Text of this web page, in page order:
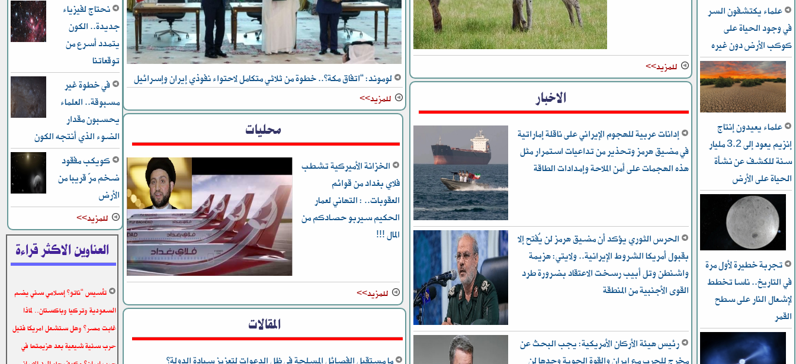
علماء يكتشفون السر
في وجود الحياة على
كوكب الأرض دون غيره
علماء يعيدون إنتاج
إنزيم يعود إلى 3.2 مليار
سنة للكشف عن نشأة
الحياة على الأرض
تجربة خطيرة لأول مرة
في التاريخ.. ناسا تخطط
ﻹشعال النار على سطح
القمر
للمزيد>>
الاخبار
إدانات عربية للهجوم الإيراني على ناقلة إماراتية
في مضيق هرمز وتحذير من تداعيات استمرار مثل
هذه الهجمات على أمن الملاحة وإمدادات الطاقة
الحرس الثوري يؤكد أن مضيق هرمز لن يُفتح إلا
بقبول أمريكا الشروط الإيرانية.. ولايتي: هزيمة
واشنطن وتل أبيب رسخت الاعتقاد بضرورة طرد
القوى الأجنبية من المنطقة
رئيس هيئة الأركان الأمريكية: يجب البحث عن
لوموند: “اتفاق مكة”.. خطوة من ثلاثي متكامل لاحتواء نفوذي إيران وإسرائيل
للمزيد>>
محليات
الخزانة الأميركية تشطب
فلاي بغداد من قوائم
العقوبات.. : التهاني لعمار
الحكيم سيربو حصادكم من
المال !!!
للمزيد>>
المقالات
نحتاج لفيزياء
جديدة.. الكون
يتمدد أسرع من
توقعاتنا
في خطوة غير
مسبوقة.. العلماء
يحسبون مقدار
الضوء الذي أنتجه الكون
كويكب مفقود
ضخم مرّ قريبا من
الأرض
للمزيد>>
العناوين الاكثر قراءة
تأسيس “ناتو” إسلامي سني يضم
السعودية وتركيا وباكستان.. لماذا
غابت مصر؟ وهل ستشعل امريكا فتيل
حرب سنية شيعية بعد هزيمتها في